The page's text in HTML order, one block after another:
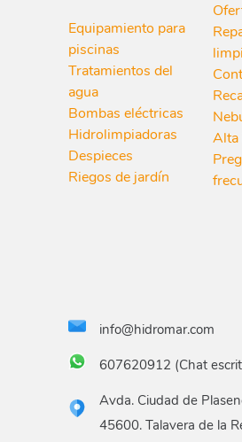
Equipamiento para
piscinas
Tratamientos del
agua
Bombas eléctricas
Hidrolimpiadoras
Despieces
Riegos de jardín
Alta
info@hidromar.com
607620912 (Chat
Avda. Ciudad de
45600. Talavera de la